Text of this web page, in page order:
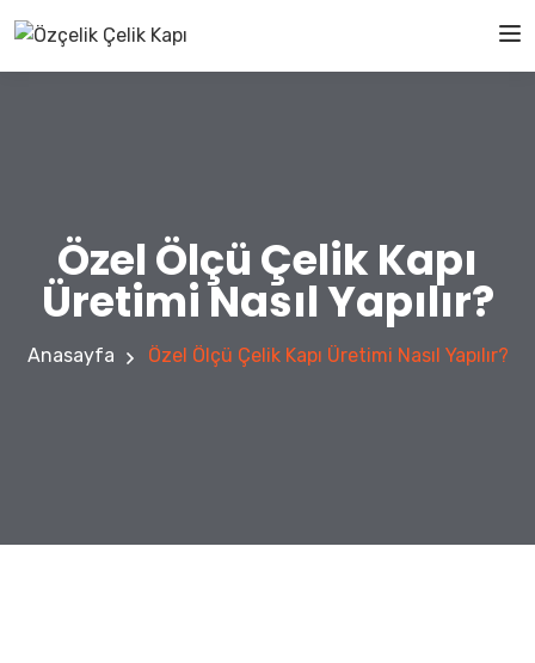
Özel Ölçü Çelik Kapı
Üretimi Nasıl Yapılır?
Anasayfa Özel Ölçü Çelik Kapı Üretimi Nasıl Yapılır?